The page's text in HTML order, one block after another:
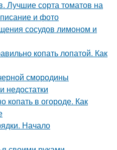
Лучшие сорта томатов на
и фото
сосудов лимоном и
копать лопатой. Как
смородины
недостатки
копать в огороде. Как
Начало